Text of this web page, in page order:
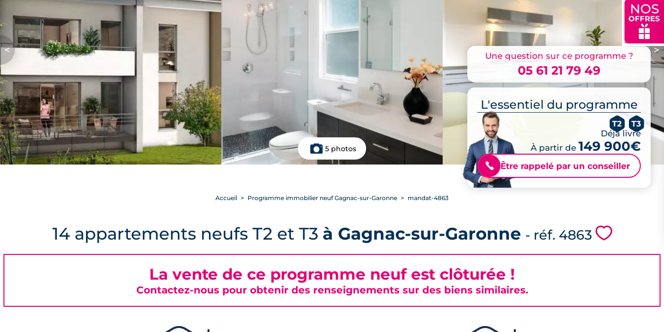
NOS
OFFRES
🎁
< >
5 photos
Une question sur ce programme ?
05 61 21 79 49
L'essentiel du programme
T2 T3
Déjà livré
À partir de 149 900€
📞 Être rappelé par un conseiller
Accueil Programme immobilier neuf Gagnac-sur-Garonne mandat-4863
14 appartements neufs T2 et T3 à Gagnac-sur-Garonne - réf. 4863 💗
La vente de ce programme neuf est clôturée !
Contactez-nous pour obtenir des renseignements sur des biens similaires.